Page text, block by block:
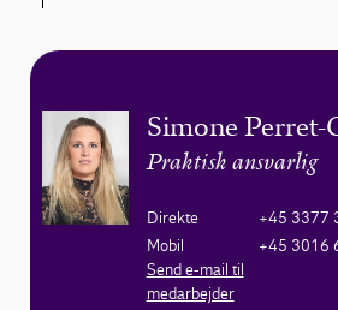
Simone Perret-
Praktisk ansvarlig
Direkte
+45 3377
Mobil
+45 3016
Send e-mail til
medarbejder